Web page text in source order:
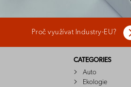
Proč využívat Industry-EU?
CATEGORIES
Auto
Ekologie